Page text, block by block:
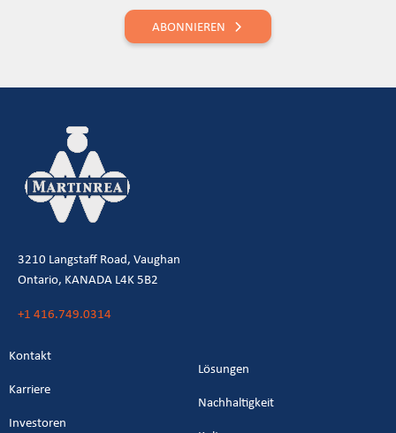
ABONNIEREN
3210 Langstaff Road, Vaughan
Ontario, KANADA L4K 5B2
+1 416.749.0314
Kontakt
Karriere
Investoren
Lösungen
Nachhaltigkeit